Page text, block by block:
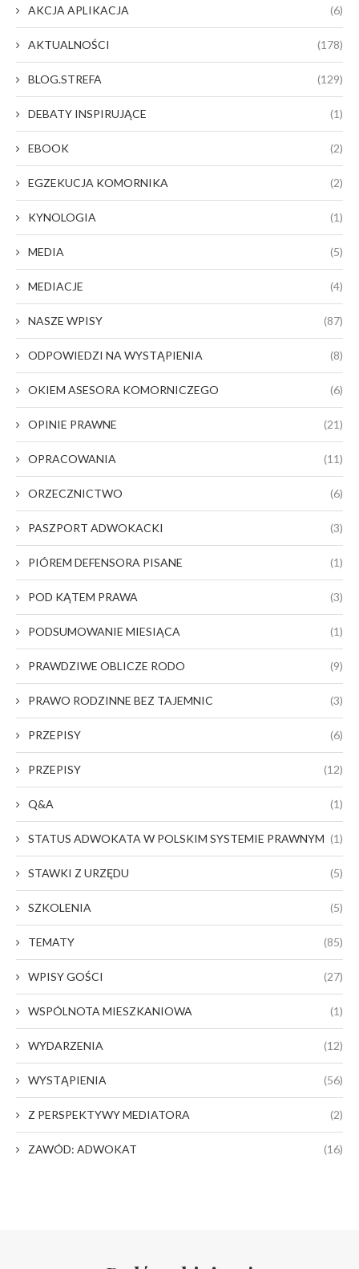
AKCJA APLIKACJA (6)
AKTUALNOŚCI (178)
BLOG.STREFA (129)
DEBATY INSPIRUJĄCE (1)
EBOOK (2)
EGZEKUCJA KOMORNIKA (2)
KYNOLOGIA (1)
MEDIA (5)
MEDIACJE (4)
NASZE WPISY (87)
ODPOWIEDZI NA WYSTĄPIENIA (8)
OKIEM ASESORA KOMORNICZEGO (6)
OPINIE PRAWNE (21)
OPRACOWANIA (11)
ORZECZNICTWO (6)
PASZPORT ADWOKACKI (3)
PIÓREM DEFENSORA PISANE (1)
POD KĄTEM PRAWA (3)
PODSUMOWANIE MIESIĄCA (1)
PRAWDZIWE OBLICZE RODO (9)
PRAWO RODZINNE BEZ TAJEMNIC (3)
PRZEPISY (6)
PRZEPISY (12)
Q&A (1)
STATUS ADWOKATA W POLSKIM SYSTEMIE PRAWNYM (1)
STAWKI Z URZĘDU (5)
SZKOLENIA (5)
TEMATY (85)
WPISY GOŚCI (27)
WSPÓLNOTA MIESZKANIOWA (1)
WYDARZENIA (12)
WYSTĄPIENIA (56)
Z PERSPEKTYWY MEDIATORA (2)
ZAWÓD: ADWOKAT (16)